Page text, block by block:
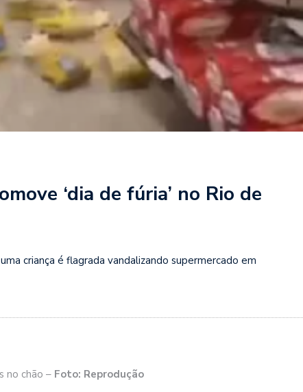
‘dia de fúria’ no Rio de
criança é flagrada vandalizando supermercado em
no chão – Foto: Reprodução